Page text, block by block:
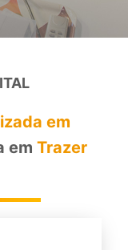
em
em Trazer